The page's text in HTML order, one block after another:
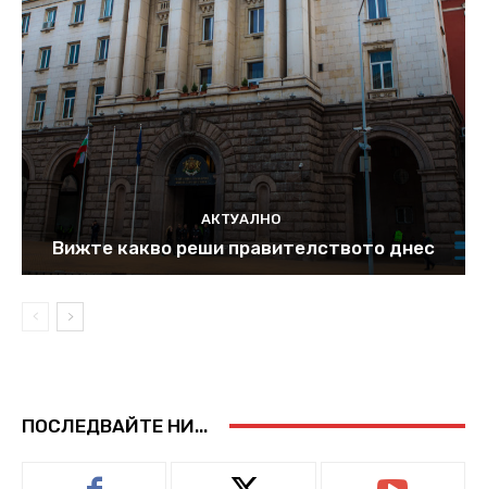
АКТУАЛНО
Вижте какво реши правителството днес
ПОСЛЕДВАЙТЕ НИ...